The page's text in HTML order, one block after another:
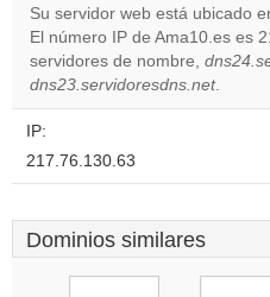
Su servidor web está ubicado
El número IP de Ama10.es es
servidores de nombre,
dns23.servidoresdns.net.
IP:
217.76.130.63
Dominios similares